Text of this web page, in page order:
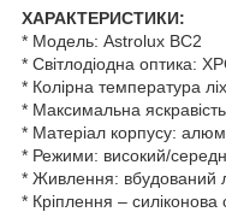
ХАРАКТЕРИСТИКИ:
* Модель: Astrolux BC2
* Світлодіодна оптика:
* Колірна температура
* Максимальна
* Матеріал корпусу:
* Режими: високий/
* Живлення: вбудований
* Кріплення –